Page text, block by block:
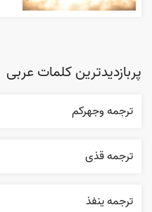
پربازدیدترین کلمات عربی
ترجمه وجهرکم
ترجمه قذی
ترجمه ينفذ